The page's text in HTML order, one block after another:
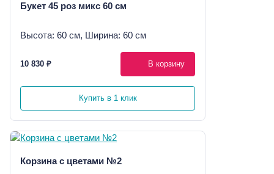
Букет 45 роз микс 60 см
Высота: 60 см, Ширина: 60 см
10 830 ₽ В корзину
Купить в 1 клик
Корзина с цветами №2